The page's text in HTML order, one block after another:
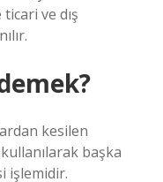
ve dış
kesilen
başka
işlemidir.